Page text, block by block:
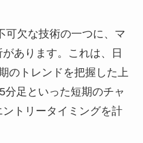
可欠な技術の一つに、マ
あります。これは、日
のトレンドを把握した上
分足といった短期のチャ
トリータイミングを計